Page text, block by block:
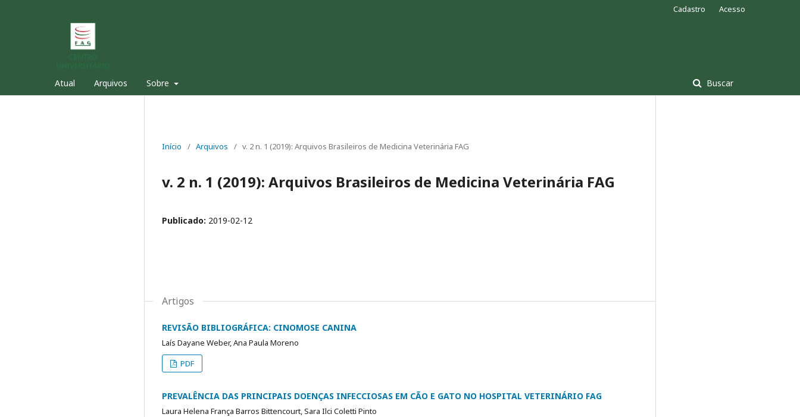
Atual Arquivos Sobre Buscar
Cadastro Acesso
Início / Arquivos / v. 2 n. 1 (2019): Arquivos Brasileiros de Medicina Veterinária FAG
v. 2 n. 1 (2019): Arquivos Brasileiros de Medicina Veterinária FAG
Publicado: 2019-02-12
Artigos
REVISÃO BIBLIOGRÁFICA: CINOMOSE CANINA
Laís Dayane Weber, Ana Paula Moreno
PDF
PREVALÊNCIA DAS PRINCIPAIS DOENÇAS INFECCIOSAS EM CÃO E GATO NO HOSPITAL VETERINÁRIO FAG
Laura Helena França Barros Bittencourt, Sara Ilci Coletti Pinto